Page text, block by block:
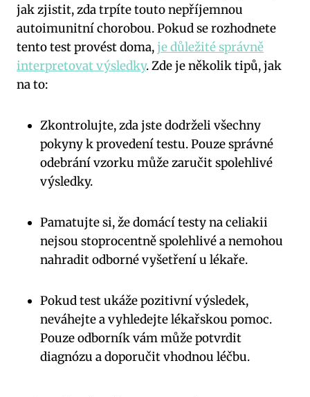
jak zjistit, zda trpíte touto nepříjemnou
autoimunitní chorobou. Pokud se rozhodnete
tento test provést doma,je důležité správně
interpretovat výsledky. Zde je několik tipů, jak
na to:
Zkontrolujte, zda jste dodrželi všechny
pokyny k provedení testu. Pouze správné
odebrání vzorku může zaručit spolehlivé
výsledky.
Pamatujte si, že domácí testy na celiakii
nejsou stoprocentně spolehlivé a nemohou
nahradit odborné vyšetření u lékaře.
Pokud test ukáže pozitivní výsledek,
neváhejte a vyhledejte lékařskou pomoc.
Pouze odborník vám může potvrdit
diagnózu a doporučit vhodnou léčbu.